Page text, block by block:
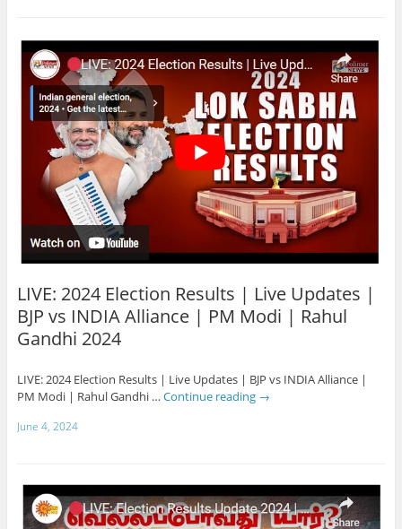
LIVE: 2024 Election Results | Live Updates |
BJP vs INDIA Alliance | PM Modi | Rahul
Gandhi 2024
LIVE: 2024 Election Results | Live Updates | BJP vs INDIA Alliance |
PM Modi | Rahul Gandhi … Continue reading →
June 4, 2024